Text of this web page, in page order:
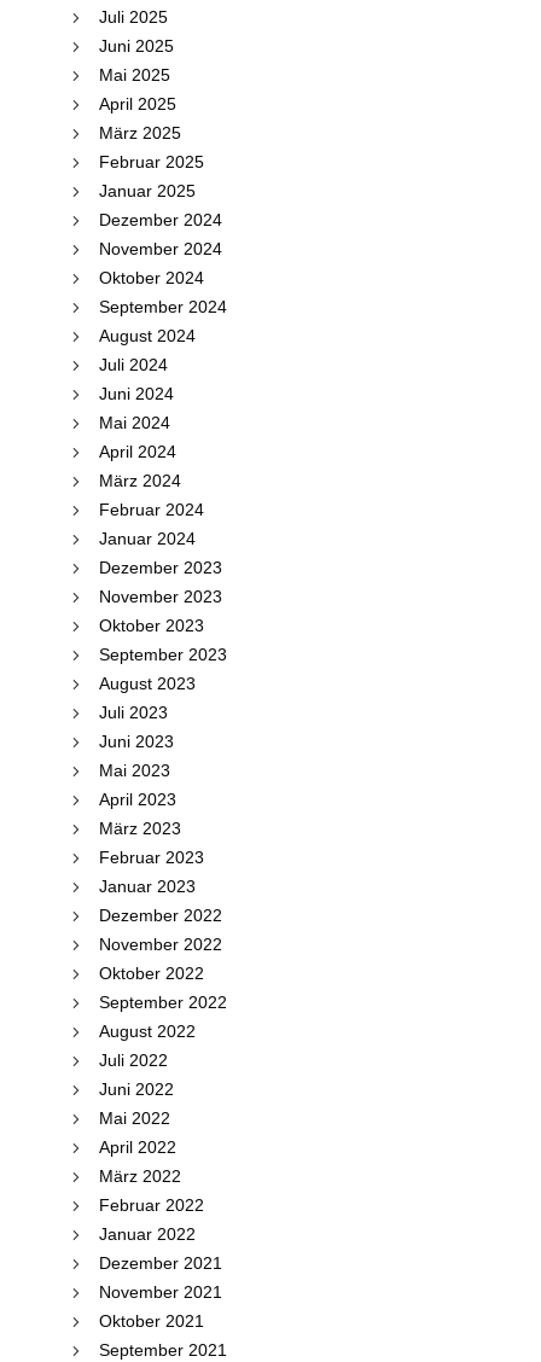
Juli 2025
Juni 2025
Mai 2025
April 2025
März 2025
Februar 2025
Januar 2025
Dezember 2024
November 2024
Oktober 2024
September 2024
August 2024
Juli 2024
Juni 2024
Mai 2024
April 2024
März 2024
Februar 2024
Januar 2024
Dezember 2023
November 2023
Oktober 2023
September 2023
August 2023
Juli 2023
Juni 2023
Mai 2023
April 2023
März 2023
Februar 2023
Januar 2023
Dezember 2022
November 2022
Oktober 2022
September 2022
August 2022
Juli 2022
Juni 2022
Mai 2022
April 2022
März 2022
Februar 2022
Januar 2022
Dezember 2021
November 2021
Oktober 2021
September 2021